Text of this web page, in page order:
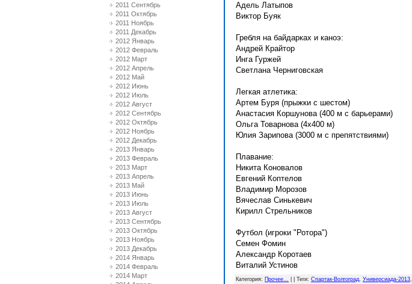
2011 Сентябрь
2011 Октябрь
2011 Ноябрь
2011 Декабрь
2012 Январь
2012 Февраль
2012 Март
2012 Апрель
2012 Май
2012 Июнь
2012 Июль
2012 Август
2012 Сентябрь
2012 Октябрь
2012 Ноябрь
2012 Декабрь
2013 Январь
2013 Февраль
2013 Март
2013 Апрель
2013 Май
2013 Июнь
2013 Июль
2013 Август
2013 Сентябрь
2013 Октябрь
2013 Ноябрь
2013 Декабрь
2014 Январь
2014 Февраль
2014 Март
Адель Латыпов
Виктор Буяк
Гребля на байдарках и каноэ:
Андрей Крайтор
Инга Гуржей
Светлана Черниговская
Легкая атлетика:
Артем Буря (прыжки с шестом)
Анастасия Коршунова (400 м с барьерами)
Ольга Товарнова (4х400 м)
Юлия Зарипова (3000 м с препятствиями)
Плавание:
Никита Коновалов
Евгений Коптелов
Владимир Морозов
Вячеслав Синькевич
Кирилл Стрельников
Футбол (игроки "Ротора")
Семен Фомин
Александр Коротаев
Виталий Устинов
Категория: Прочее... Теги: Спартак-Волгоград, Универсиада-2013,